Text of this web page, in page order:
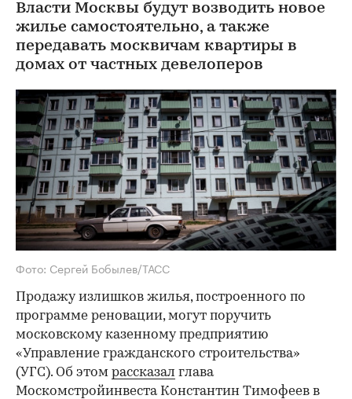
Власти Москвы будут возводить новое
жилье самостоятельно, а также
передавать москвичам квартиры в
домах от частных девелоперов
Фото: Сергей Бобылев/ТАСС
Продажу излишков жилья, построенного по
программе реновации, могут поручить
московскому казенному предприятию
«Управление гражданского строительства»
(УГС). Об этом рассказал глава
Москомстройинвеста Константин Тимофеев в